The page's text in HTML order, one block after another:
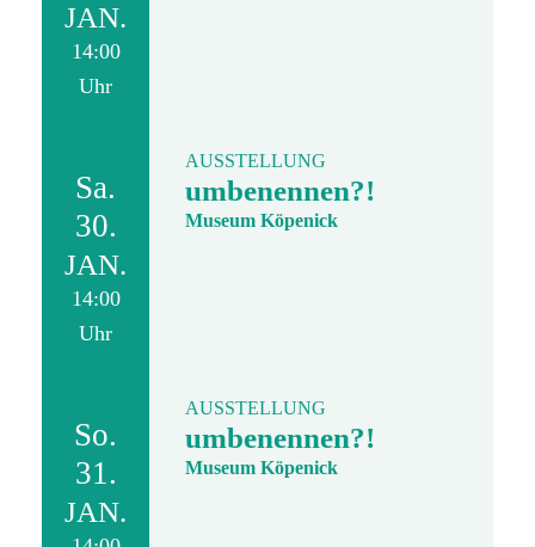
JAN.
14:00
Uhr
Sa.
30.
JAN.
14:00
Uhr
AUSSTELLUNG
umbenennen?!
Museum Köpenick
So.
31.
JAN.
AUSSTELLUNG
umbenennen?!
Museum Köpenick